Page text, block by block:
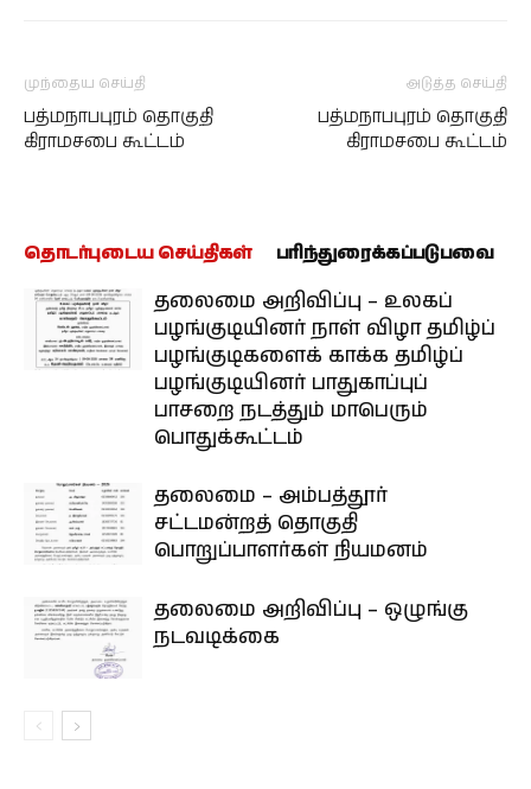
முந்தைய செய்தி
பத்மநாபபுரம் தொகுதி
கிராமசபை கூட்டம்
அடுத்த செய்தி
பத்மநாபபுரம் தொகுதி
கிராமசபை கூட்டம்
தொடர்புடைய செய்திகள் பரிந்துரைக்கப்படுபவை
தலைமை அறிவிப்பு – உலகப்
பழங்குடியினர் நாள் விழா தமிழ்ப்
பழங்குடிகளைக் காக்க தமிழ்ப்
பழங்குடியினர் பாதுகாப்புப்
பாசறை நடத்தும் மாபெரும்
பொதுக்கூட்டம்
தலைமை – அம்பத்தூர்
சட்டமன்றத் தொகுதி
பொறுப்பாளர்கள் நியமனம்
தலைமை அறிவிப்பு – ஒழுங்கு
நடவடிக்கை